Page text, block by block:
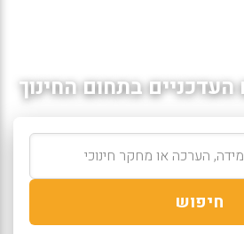
בתחום החינוך
חיפוש